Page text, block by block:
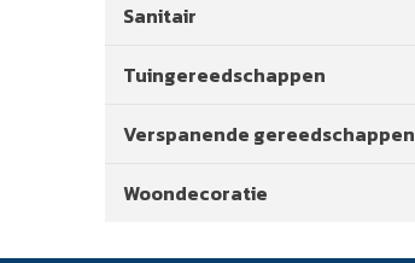
Sanitair
Tuingereedschappen
Verspanende gereedschappen
Woondecoratie